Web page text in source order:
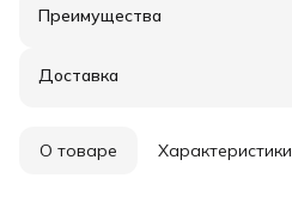
Преимущества
Оплата частями в Сплит
Удобный возврат
Доставка
О товаре Характеристики